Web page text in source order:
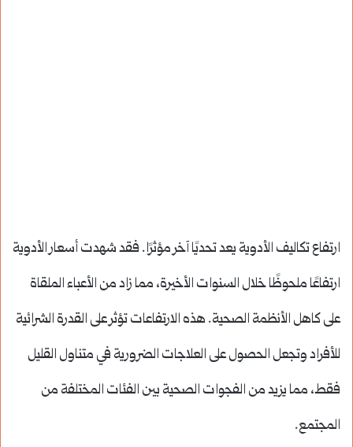
ارتفاع تكاليف الأدوية يعد تحديًا آخر مؤثرًا. فقد شهدت أسعار الأدوية
ارتفاعًا ملحوظًا خلال السنوات الأخيرة، مما زاد من الأعباء الملقاة
على كاهل الأنظمة الصحية. هذه الارتفاعات تؤثر على القدرة الشرائية
للأفراد وتجعل الحصول على العلاجات الضرورية في متناول القليل
فقط، مما يزيد من الفجوات الصحية بين الفئات المختلفة من
المجتمع.